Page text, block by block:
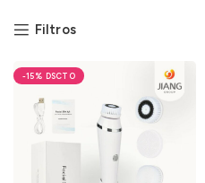
Filtros
-15%